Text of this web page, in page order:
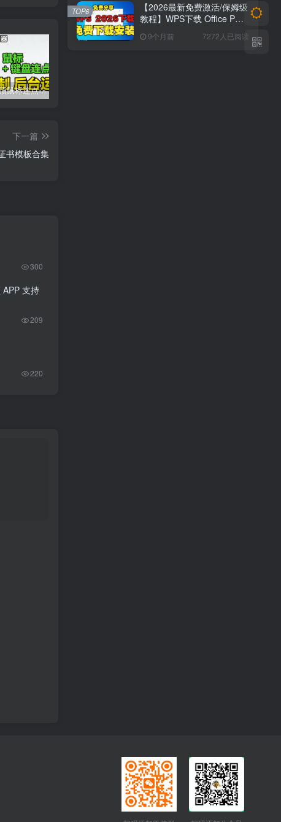
2026 超顶鼠标连点器！键鼠三模式 + 录制 + 后台运行，解放双手神器
下一篇
书模板合集
300
支持
209
220
【2026最新免费激活/保姆级
教程】WPS下载 Office PDF
9个月前 7272人已阅读
TOP6